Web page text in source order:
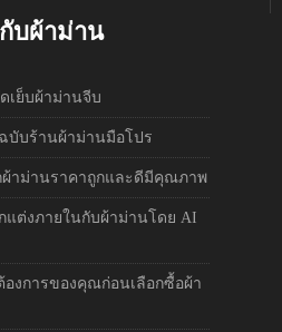
กับผ้าม่าน
เย็บผ้าม่านจีบ
บับร้านผ้าม่านมือโปร
ผ้าม่านราคาถูกและดีมีคุณภาพ
ต่งภายในกับผ้าม่านโดย AI
งการของคุณก่อนเลือกซื้อผ้า